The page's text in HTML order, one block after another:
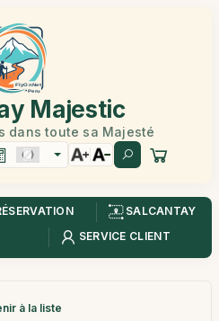
Majestic
dans toute sa Majesté
SALCANTAY
SERVICE CLIENT
à la liste